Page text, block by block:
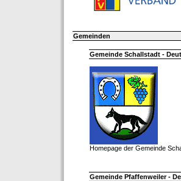
Gemeinden
Gemeinde Schallstadt -
Homepage der Gemeinde
Gemeinde Pfaffenweiler -